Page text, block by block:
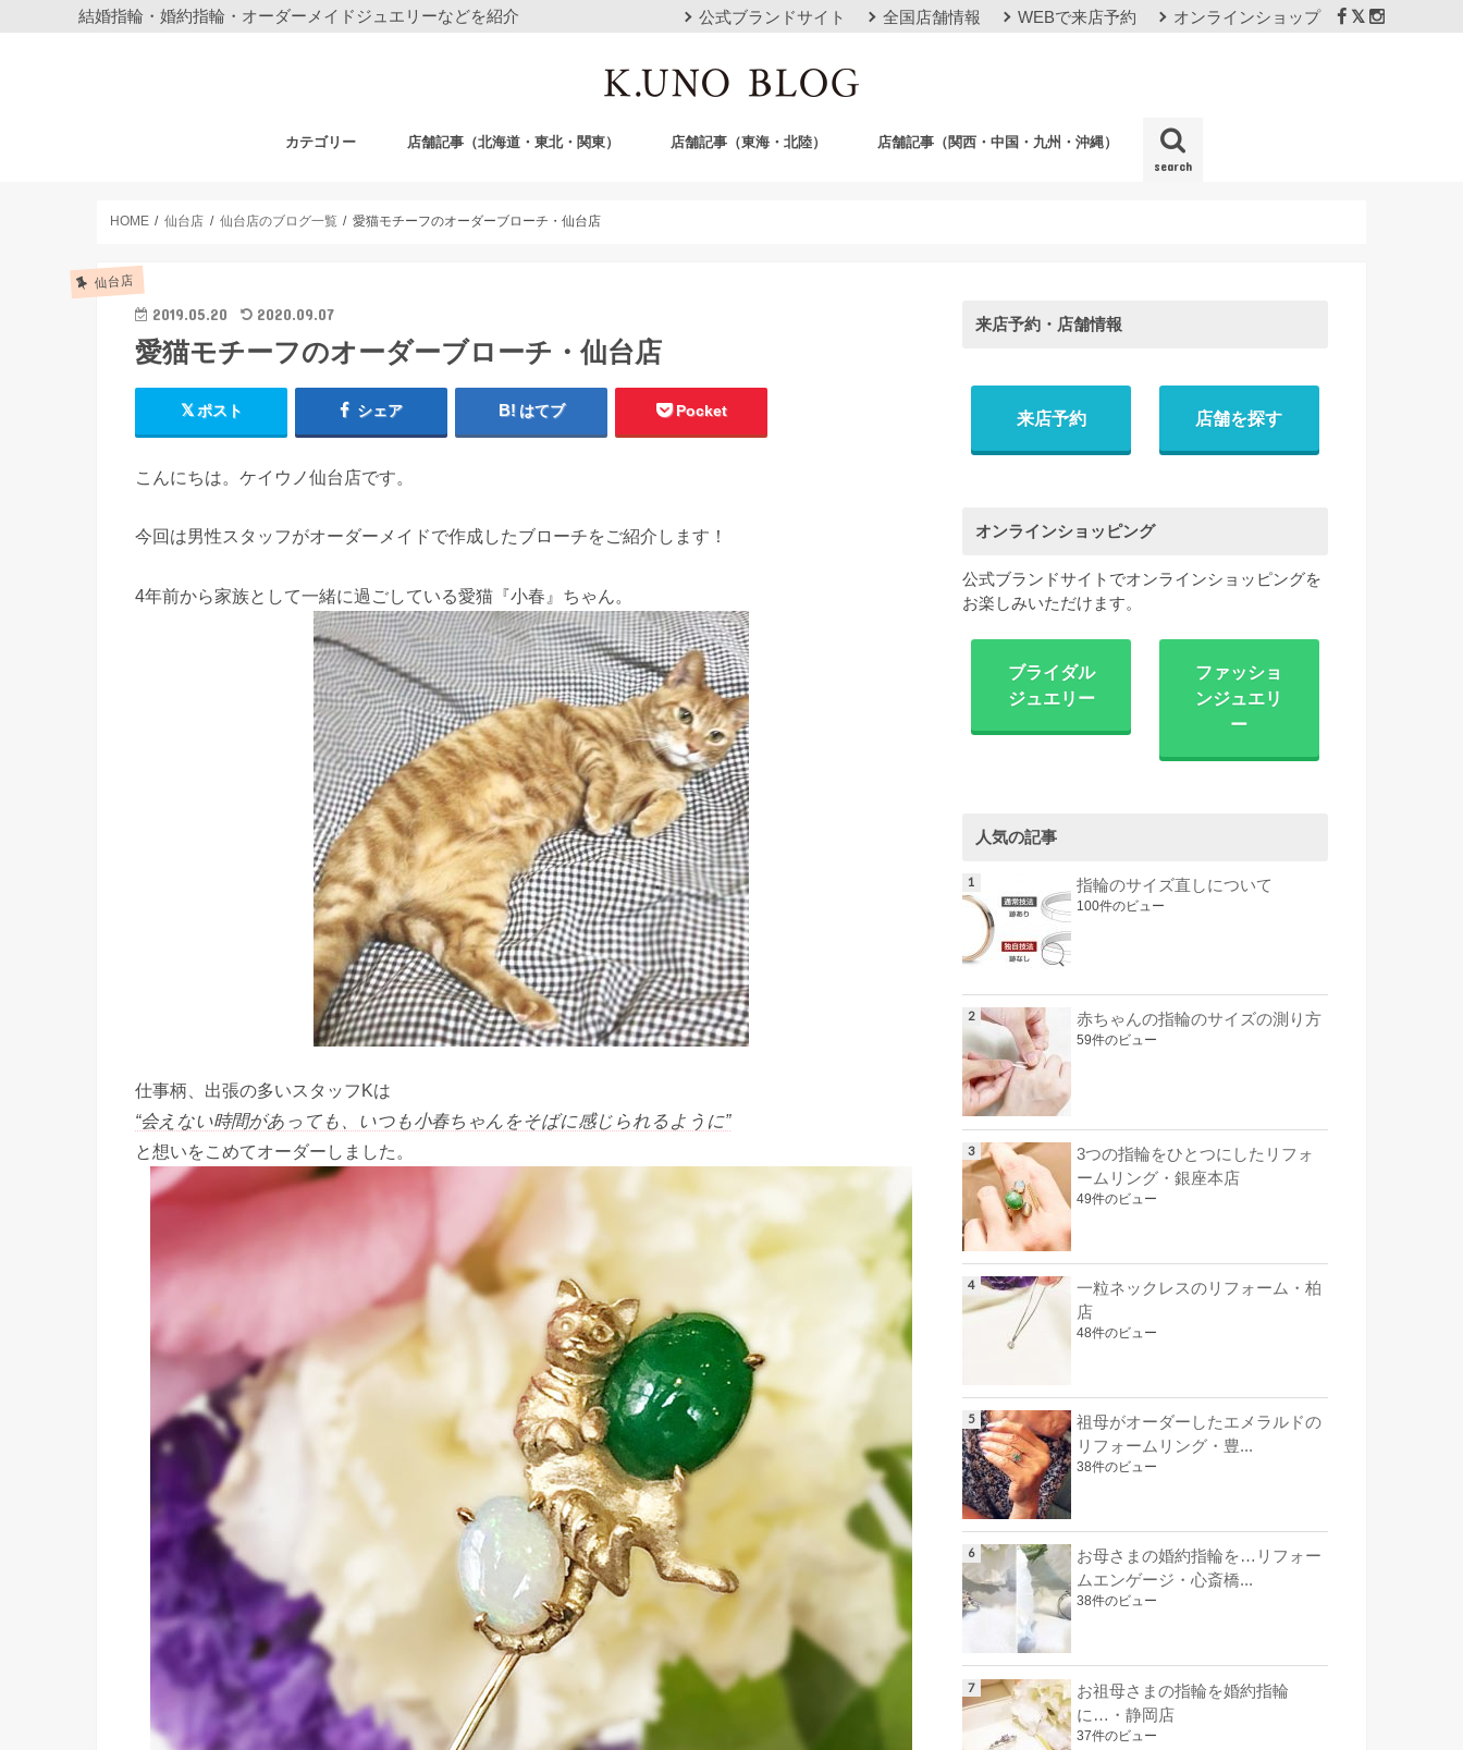
結婚指輪・婚約指輪・オーダーメイドジュエリーなどを紹介 公式ブランドサイト 全国店舗情報 WEBで来店予約 オンラインショップ
search
カテゴリー 店舗記事（北海道・東北・関東） 店舗記事（東海・北陸） 店舗記事（関西・中国・九州・沖縄）
HOME 仙台店 仙台店のブログ一覧 愛猫モチーフのオーダーブローチ・仙台店
仙台店
2019.05.20 2020.09.07
愛猫モチーフのオーダーブローチ・仙台店
ポスト シェア はてブ Pocket
こんにちは。ケイウノ仙台店です。
今回は男性スタッフがオーダーメイドで作成したブローチをご紹介します！
4年前から家族として一緒に過ごしている愛猫『小春』ちゃん。
仕事柄、出張の多いスタッフKは
“会えない時間があっても、いつも小春ちゃんをそばに感じられるように”
と想いをこめてオーダーしました。
来店予約・店舗情報
来店予約 店舗を探す
オンラインショッピング
公式ブランドサイトでオンラインショッピングを
お楽しみいただけます。
ブライダル
ジュエリー
ファッショ
ンジュエリ
ー
人気の記事
指輪のサイズ直しについて
100件のビュー
赤ちゃんの指輪のサイズの測り方
59件のビュー
3つの指輪をひとつにしたリフォ
ームリング・銀座本店
49件のビュー
一粒ネックレスのリフォーム・柏
店
48件のビュー
祖母がオーダーしたエメラルドの
リフォームリング・豊...
38件のビュー
お母さまの婚約指輪を…リフォー
ムエンゲージ・心斎橋...
38件のビュー
お祖母さまの指輪を婚約指輪
に…・静岡店
37件のビュー